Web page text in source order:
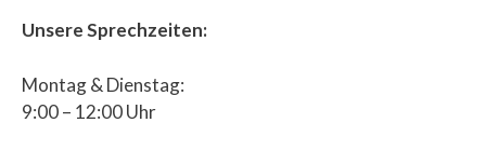
Unsere Sprechzeiten:
Montag & Dienstag:
9:00 – 12:00 Uhr